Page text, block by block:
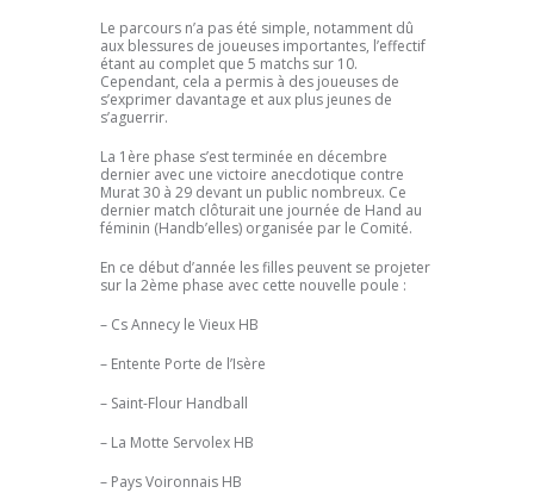
Le parcours n’a pas été simple, notamment dû
aux blessures de joueuses importantes, l’effectif
étant au complet que 5 matchs sur 10.
Cependant, cela a permis à des joueuses de
s’exprimer davantage et aux plus jeunes de
s’aguerrir.
La 1ère phase s’est terminée en décembre
dernier avec une victoire anecdotique contre
Murat 30 à 29 devant un public nombreux. Ce
dernier match clôturait une journée de Hand au
féminin (Handb’elles) organisée par le Comité.
En ce début d’année les filles peuvent se projeter
sur la 2ème phase avec cette nouvelle poule :
– Cs Annecy le Vieux HB
– Entente Porte de l’Isère
– Saint-Flour Handball
– La Motte Servolex HB
– Pays Voironnais HB